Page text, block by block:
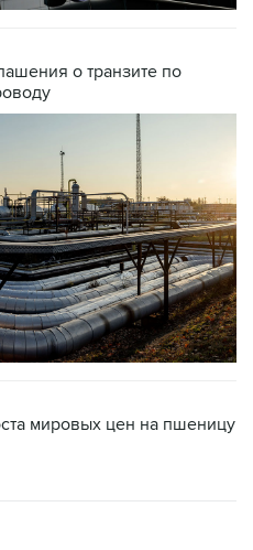
о транзите по
мировых цен на пшеницу